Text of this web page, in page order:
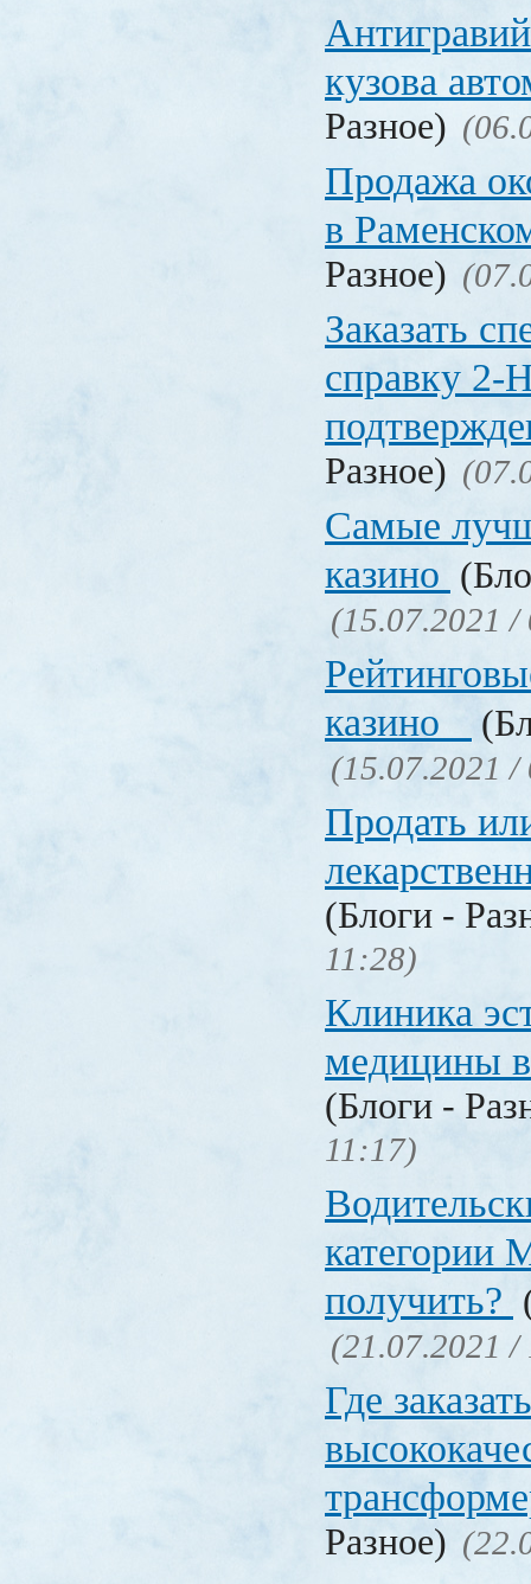
кузова
Разное)
Продажа
в
Разное)
Заказать
справку
Разное)
Самые
казино
(15.07.2021 /
казино
(15.07.2021 /
Продать
(Блоги -
11:28)
Клиника
медицины
(Блоги -
11:17)
категории
получить?
(21.07.2021 /
Где заказать
Разное)